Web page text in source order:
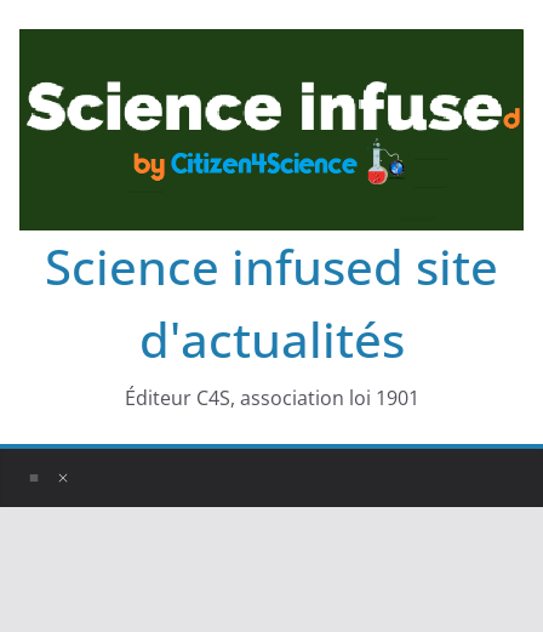
Science infused site
d'actualités
Éditeur C4S, association loi 1901